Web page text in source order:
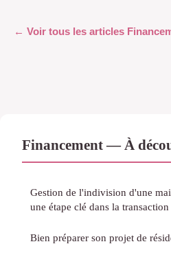
← Voir tous les articles
Financement — À
Gestion de l'indivision d'une
une étape clé dans la
Bien préparer son projet de